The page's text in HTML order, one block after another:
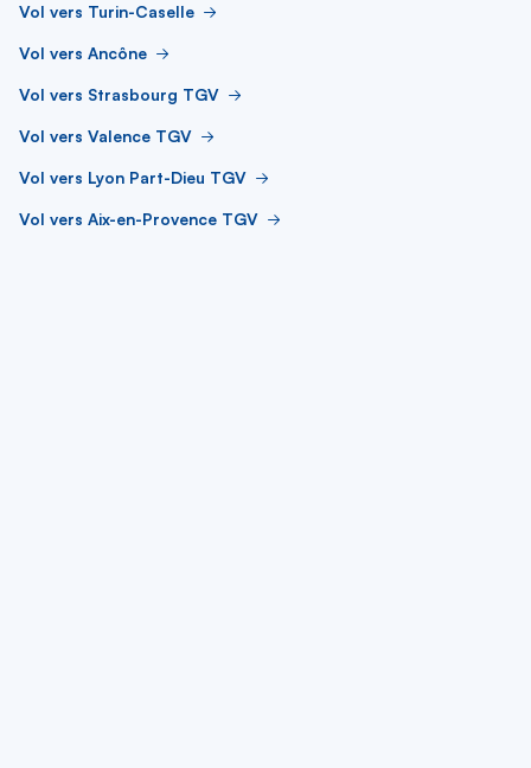
Vol vers Turin-Caselle
Vol vers Ancône
Vol vers Strasbourg TGV
Vol vers Valence TGV
Vol vers Lyon Part-Dieu TGV
Vol vers Aix-en-Provence TGV